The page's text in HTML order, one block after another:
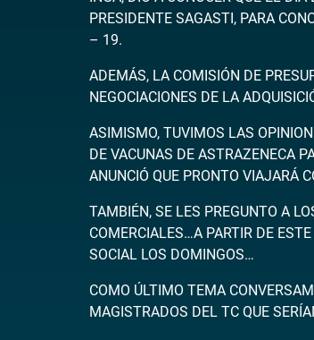
PRESIDENTE SAGASTI, PARA
– 19.
ADEMÁS, LA COMISIÓN DE
NEGOCIACIONES DE LA
ASIMISMO, TUVIMOS LAS
DE VACUNAS DE ASTRAZENECA
ANUNCIÓ QUE PRONTO VIAJARÁ
TAMBIÉN, SE LES PREGUNTO A
COMERCIALES…A PARTIR DE
SOCIAL LOS DOMINGOS…
COMO ÚLTIMO TEMA
MAGISTRADOS DEL TC QUE